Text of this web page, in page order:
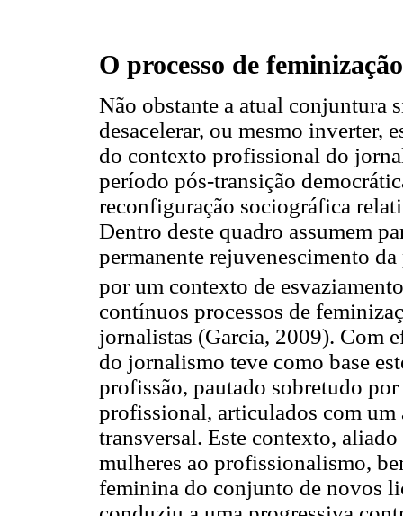
O processo de
Não obstante a atual conjuntura
desacelerar, ou mesmo inverter,
do contexto profissional do
período pós-transição
reconfiguração sociográfica
Dentro deste quadro assumem
permanente rejuvenescimento
por um contexto de
contínuos processos de
jornalistas (Garcia, 2009). Com
do jornalismo teve como base
profissão, pautado sobretudo
profissional, articulados com um
transversal. Este contexto,
mulheres ao profissionalismo,
feminina do conjunto de novos